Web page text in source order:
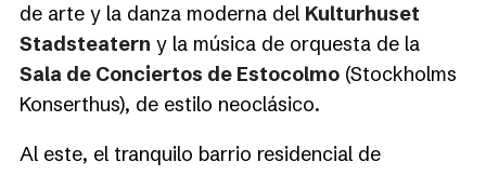
de arte y la danza moderna del Kulturhuset
Stadsteatern y la música de orquesta de la
Sala de Conciertos de Estocolmo (Stockholms
Konserthus), de estilo neoclásico.
Al este, el tranquilo barrio residencial de